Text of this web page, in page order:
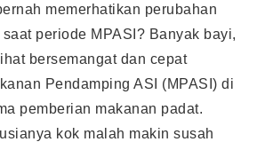
memerhatikan perubahan
periode MPASI ? Banyak bayi,
bersemangat dan cepat
Pendamping ASI (MPASI) di
pemberian makanan padat.
kok malah makin susah